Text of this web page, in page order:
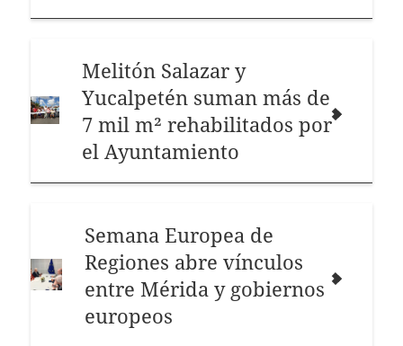
Melitón Salazar y
Yucalpetén suman más de
7 mil m² rehabilitados por
el Ayuntamiento
Semana Europea de
Regiones abre vínculos
entre Mérida y gobiernos
europeos